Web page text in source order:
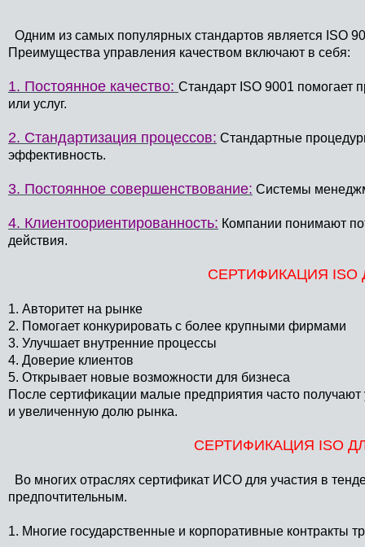
Одним из самых популярных стандартов является ISO
Преимущества управления качеством включают в себя:
1. Постоянное качество: Стандарт ISO 9001 помогает
или услуг.
2. Стандартизация процессов: Стандартные
эффективность.
3. Постоянное совершенствование: Системы
4. Клиентоориентированность: Компании понимают
действия.
СЕРТИФИКАЦИЯ
1. Авторитет на рынке
2. Помогает конкурировать с более крупными фирмами
3. Улучшает внутренние процессы
4. Доверие клиентов
5. Открывает новые возможности для бизнеса
После сертификации малые предприятия часто
и увеличенную долю рынка.
СЕРТИФИКАЦИЯ ISO
Во многих отраслях сертификат ИСО для участия в
предпочтительным.
1. Многие государственные и корпоративные контракты